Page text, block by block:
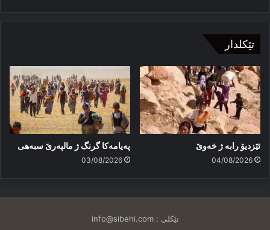
تێکلدار
ئێزدیۆ رابە ژ خەوێ
04/08/2026
پەیامەكا گرنگ ژ مالپەرێ سبەهی
03/08/2026
تێکلی :info@sibehi.com